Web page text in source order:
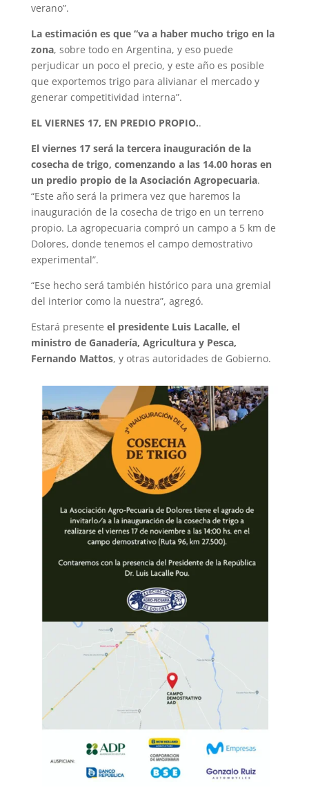
verano”.
La estimación es que “va a haber mucho trigo en la
zona, sobre todo en Argentina, y eso puede
perjudicar un poco el precio, y este año es posible
que exportemos trigo para alivianar el mercado y
generar competitividad interna”.
EL VIERNES 17, EN PREDIO PROPIO..
El viernes 17 será la tercera inauguración de la
cosecha de trigo, comenzando a las 14.00 horas en
un predio propio de la Asociación Agropecuaria.
“Este año será la primera vez que haremos la
inauguración de la cosecha de trigo en un terreno
propio. La agropecuaria compró un campo a 5 km de
Dolores, donde tenemos el campo demostrativo
experimental”.
“Ese hecho será también histórico para una gremial
del interior como la nuestra”, agregó.
Estará presente el presidente Luis Lacalle, el
ministro de Ganadería, Agricultura y Pesca,
Fernando Mattos, y otras autoridades de Gobierno.